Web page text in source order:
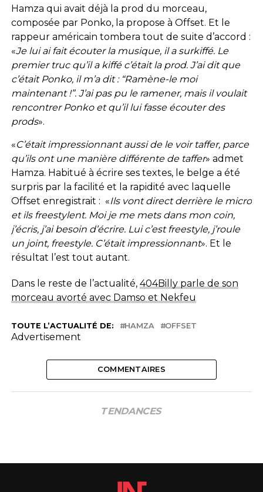
Hamza qui avait déjà la prod du morceau,
composée par Ponko, la propose à Offset. Et le
rappeur américain tombera tout de suite d’accord :
«Je lui ai fait écouter la musique, il a surkiffé. Le
premier truc qu’il a kiffé c’était la prod. J’ai dit que
c’était Ponko, il m’a dit : “Ramène-le moi
maintenant !”. J’ai pas pu le ramener, mais il voulait
rencontrer Ponko et qu’il lui fasse écouter des
prods».
«C’était impressionnant aussi de le voir taffer, parce
qu’ils ont une manière différente de taffer» admet
Hamza. Habitué à écrire ses textes, le belge a été
surpris par la facilité et la rapidité avec laquelle
Offset enregistrait : «Ils vont direct derrière le micro
et ils freestylent. Moi je me mets dans mon coin,
j’écris, j’ai besoin d’écrire. Lui c’est freestyle, j’roule
un joint, freestyle. C’était impressionnant». Et le
résultat l’est tout autant.
Dans le reste de l’actualité, 404Billy parle de son
morceau avorté avec Damso et Nekfeu
TOUTE L’ACTUALITÉ DE: HAMZA OFFSET
Advertisement
COMMENTAIRES
TENDANCES